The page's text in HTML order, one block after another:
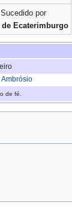
Sucedido por
Ecaterimburgo
Ambrósio
de fé.